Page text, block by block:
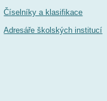
Číselníky a klasifikace
Adresáře školských institucí